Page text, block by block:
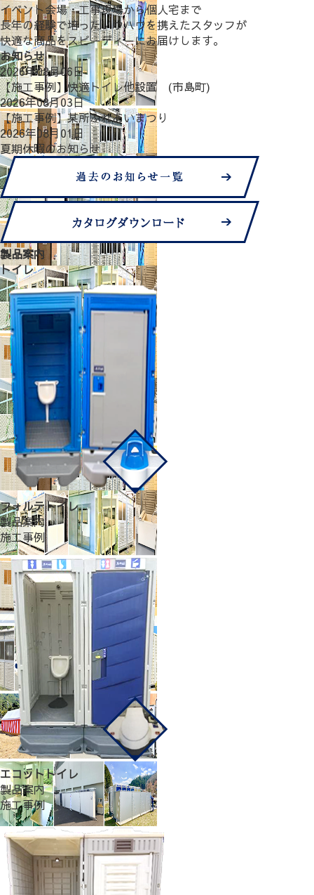
イベント会場・工事現場から個人宅まで
長年の経験で培ったノウハウを携えたスタッフが
快適な商品をスピーディーにお届けします。
お知らせ
2026年08月06日
【施工事例】快適トイレ他設置 (市島町)
2026年08月03日
【施工事例】某所ふれあいまつり
2026年08月01日
夏期休暇のお知らせ
製品案内
トイレ
フォルテトイレ
製品案内
施工事例
エコットトイレ
製品案内
施工事例